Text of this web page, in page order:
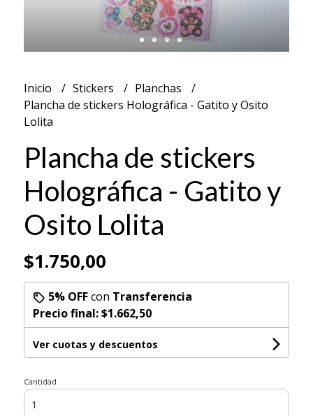
Inicio Stickers
Planchas
Plancha de stickers Holográfica - Gatito y Osito
Lolita
Plancha de stickers
Holográfica - Gatito y
Osito Lolita
$1.750,00
5% OFFcon Transferencia
Precio final:$1.662,50
Ver cuotas y descuentos
Cantidad